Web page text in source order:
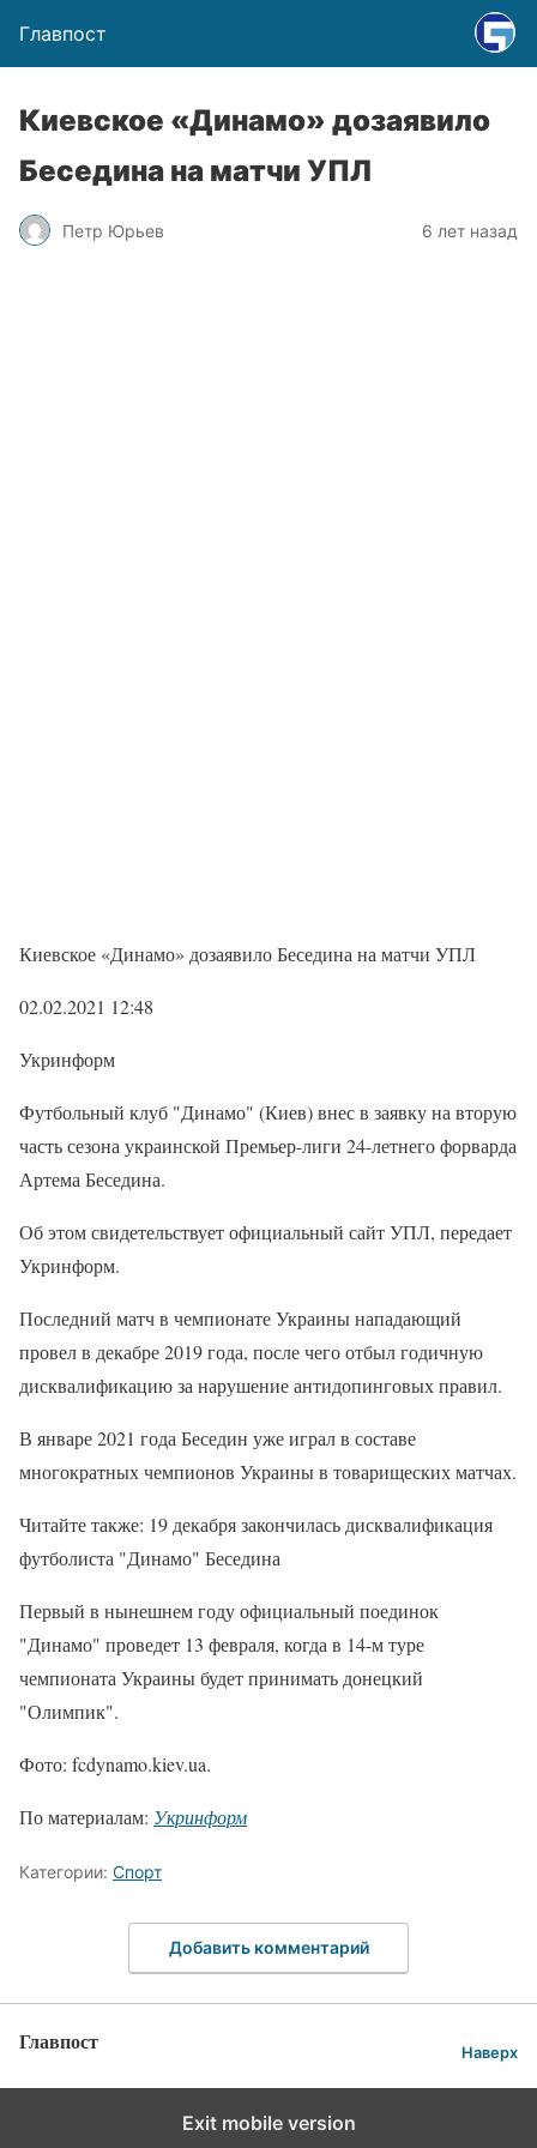
Главпост
Киевское «Динамо» дозаявило
Беседина на матчи УПЛ
Петр Юрьев 6 лет назад
Киевское «Динамо» дозаявило Беседина на матчи УПЛ
02.02.2021 12:48
Укринформ
Футбольный клуб "Динамо" (Киев) внес в заявку на вторую
часть сезона украинской Премьер-лиги 24-летнего форварда
Артема Беседина.
Об этом свидетельствует официальный сайт УПЛ, передает
Укринформ.
Последний матч в чемпионате Украины нападающий
провел в декабре 2019 года, после чего отбыл годичную
дисквалификацию за нарушение антидопинговых правил.
В январе 2021 года Беседин уже играл в составе
многократных чемпионов Украины в товарищеских матчах.
Читайте также: 19 декабря закончилась дисквалификация
футболиста "Динамо" Беседина
Первый в нынешнем году официальный поединок
"Динамо" проведет 13 февраля, когда в 14-м туре
чемпионата Украины будет принимать донецкий
"Олимпик".
Фото: fcdynamo.kiev.ua.
По материалам: Укринформ
Категории: Спорт
Добавить комментарий
Главпост Наверх
Exit mobile version